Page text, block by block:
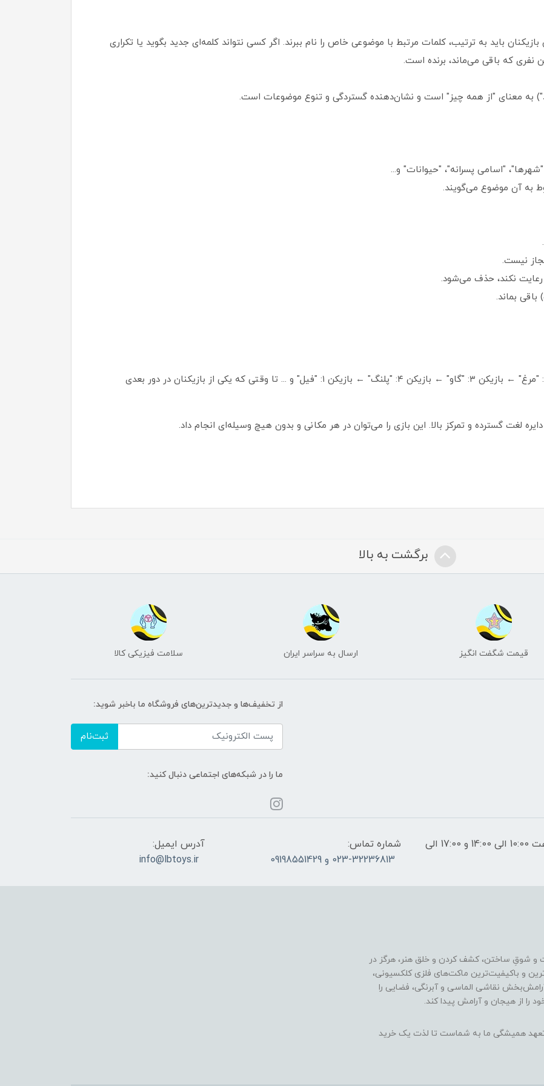
باید به ترتیب، کلمات مرتبط با موضوعی خاص را نام ببرند. اگر کسی نتواند کلمه‌ای جدید بگوید یا تکراری
نفری که باقی می‌ماند، برنده است.
به معنای "از همه چیز" است و نشان‌دهنده گستردگی و تنوع موضوعات است.
"اسامی پسرانه"، "حیوانات" و...
به آن موضوع می‌گویند.
نیست.
رعایت نکند، حذف می‌شود.
باقی بماند.
ترتیب بازیکنان: بازیکن ۱: "شیر" ← بازیکن ۲: "مرغ" ← بازیکن ۳: "گاو" ← بازیکن ۴: "پلنگ" ← بازیکن ۱: "فیل" و ... تا وقتی که یکی از بازیکنان در دور بعدی
لغت گسترده و تمرکز بالا. این بازی را می‌توان در هر مکانی و بدون هیچ وسیله‌ای انجام داد.
برگشت به بالا
قیمت شگفت انگیز ارسال به سراسر ایران سلامت فیزیکی کالا
از تخفیف‌ها و جدیدترین‌های فروشگاه ما باخبر شوید:
ثبت‌نام
ما را در شبکه‌های اجتماعی دنبال کنید:
ساعات پاسخگویی: فقط روزهای غیر تعطیل از ساعت 10:00 الی 14:00 و 17:00 الی
شماره تماس:
023-32236813 و 09198551429
آدرس ایمیل:
info@lbtoys.ir
و شوقِ ساختن، کشف کردن و خلق هنر، هرگز در
و باکیفیت‌ترین ماکت‌های فلزی کلکسیونی،
نقاشی الماسی و آبرنگی، فضایی را
را از هیجان و آرامش پیدا کند.
تعهد همیشگی ما به شماست تا لذت یک خرید